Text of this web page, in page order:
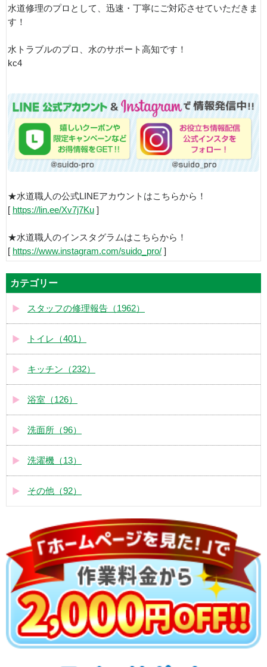
水道修理のプロとして、迅速・丁寧にご対応させていただきま
す！
水トラブルのプロ、水のサポート高知です！
kc4
★水道職人の公式LINEアカウントはこちらから！
[ https://lin.ee/Xv7j7Ku ]
★水道職人のインスタグラムはこちらから！
[ https://www.instagram.com/suido_pro/ ]
カテゴリー
スタッフの修理報告（1962）
トイレ（401）
キッチン（232）
浴室（126）
洗面所（96）
洗濯機（13）
その他（92）